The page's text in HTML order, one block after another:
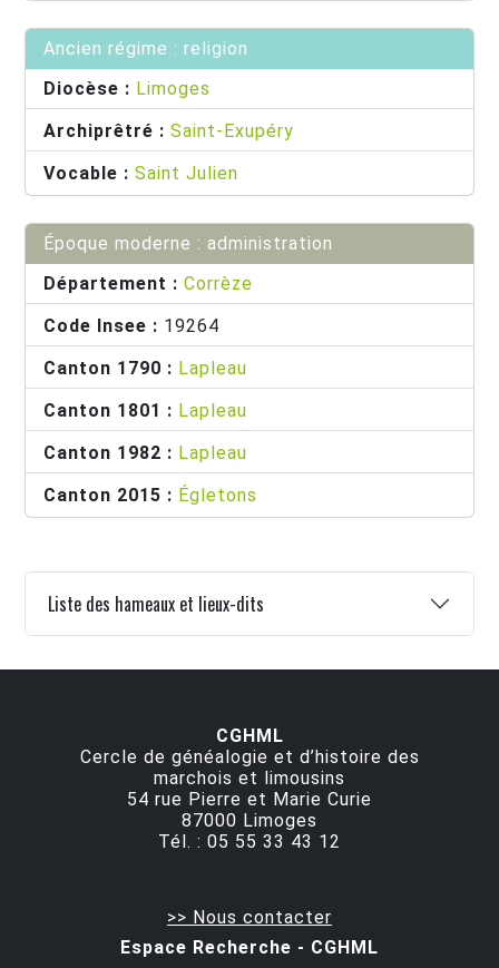
Ancien régime : religion
Diocèse : Limoges
Archiprêtré : Saint-Exupéry
Vocable : Saint Julien
Époque moderne : administration
Département : Corrèze
Code Insee : 19264
Canton 1790 : Lapleau
Canton 1801 : Lapleau
Canton 1982 : Lapleau
Canton 2015 : Égletons
Liste des hameaux et lieux-dits
CGHML
Cercle de généalogie et d’histoire des
marchois et limousins
54 rue Pierre et Marie Curie
87000 Limoges
Tél. : 05 55 33 43 12
>> Nous contacter
Espace Recherche - CGHML